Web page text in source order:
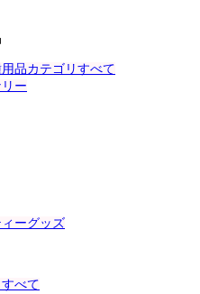
品カテゴリすべて
ー
ーグッズ
べて